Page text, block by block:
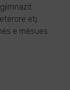
etj.
e mësues